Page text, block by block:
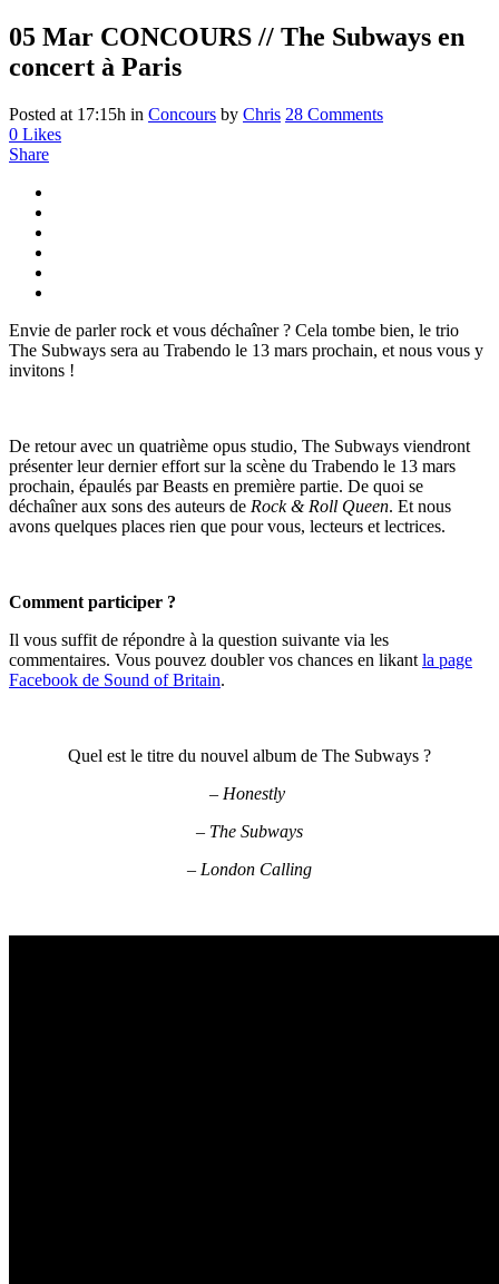
05 Mar CONCOURS // The Subways en
concert à Paris
Posted at 17:15h in Concours by Chris 28 Comments
0 Likes
Share
Envie de parler rock et vous déchaîner ? Cela tombe bien, le trio
The Subways sera au Trabendo le 13 mars prochain, et nous vous y
invitons !
De retour avec un quatrième opus studio, The Subways viendront
présenter leur dernier effort sur la scène du Trabendo le 13 mars
prochain, épaulés par Beasts en première partie. De quoi se
déchaîner aux sons des auteurs de Rock & Roll Queen. Et nous
avons quelques places rien que pour vous, lecteurs et lectrices.
Comment participer ?
Il vous suffit de répondre à la question suivante via les
commentaires. Vous pouvez doubler vos chances en likant la page
Facebook de Sound of Britain.
Quel est le titre du nouvel album de The Subways ?
– Honestly
– The Subways
– London Calling